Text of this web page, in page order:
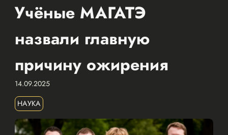
Учёные МАГАТЭ
назвали главную
причину ожирения
14.09.2025
НАУКА